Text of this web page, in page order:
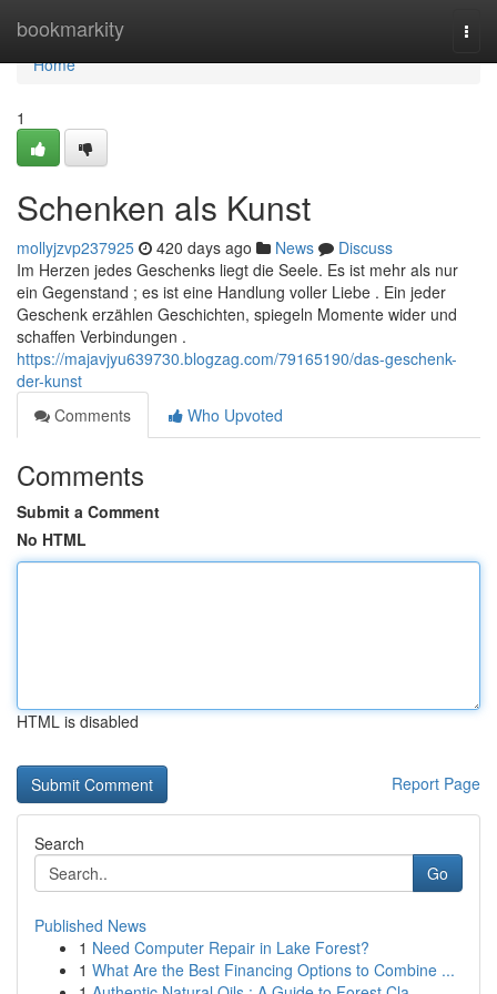
bookmarkity
Home
Home
1
Schenken als Kunst
mollyjzvp237925 420 days ago News
Discuss
Im Herzen jedes Geschenks liegt die Seele. Es ist mehr als nur
ein Gegenstand ; es ist eine Handlung voller Liebe . Ein jeder
Geschenk erzählen Geschichten, spiegeln Momente wider und
schaffen Verbindungen .
https://majavjyu639730.blogzag.com/79165190/das-geschenk-
der-kunst
Comments
Who Upvoted
Comments
Submit a Comment
No HTML
HTML is disabled
Report Page
Search
Go
Published News
1 Need Computer Repair in Lake Forest?
1 What Are the Best Financing Options to Combine ...